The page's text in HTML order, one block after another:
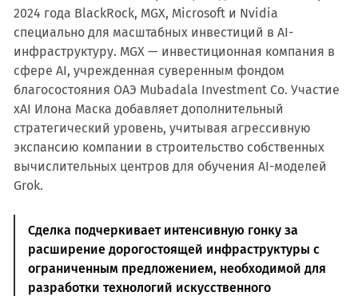
2024 года BlackRock, MGX, Microsoft и Nvidia
специально для масштабных инвестиций в AI-
инфраструктуру. MGX — инвестиционная компания в
сфере AI, учрежденная суверенным фондом
благосостояния ОАЭ Mubadala Investment Co. Участие
xAI Илона Маска добавляет дополнительный
стратегический уровень, учитывая агрессивную
экспансию компании в строительство собственных
вычислительных центров для обучения AI-моделей
Grok.
Сделка подчеркивает интенсивную гонку за
расширение дорогостоящей инфраструктуры с
ограниченным предложением, необходимой для
разработки технологий искусственного